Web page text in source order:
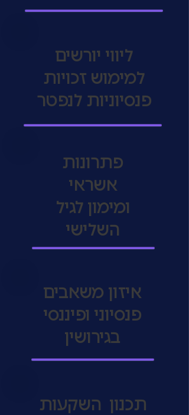
ליווי יורשים
למימוש זכויות
פנסיוניות לנפטר
פתרונות
אשראי
ומימוןלגיל
השלישי
איזון משאבים
פנסיוני ופיננסי
בגירושין
תכנון השקעות